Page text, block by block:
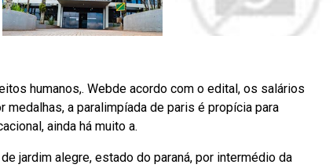
humanos,. Webde acordo com o edital, os salários
a paralimpíada de paris é propícia para
ainda há muito a.
jardim alegre, estado do paraná, por intermédio da